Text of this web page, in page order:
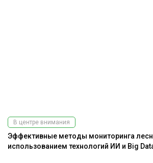
В центре внимания
Эффективные методы мониторинга
использованием технологий ИИ и Big